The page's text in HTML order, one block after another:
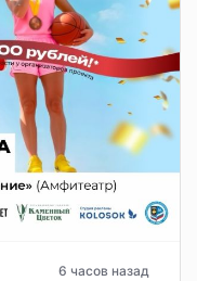
6 часов назад